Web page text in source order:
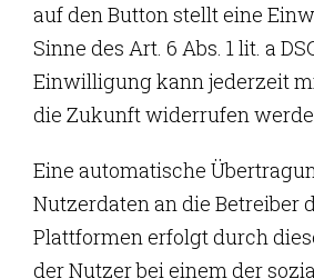
auf den Button stellt eine
Sinne des Art. 6 Abs. 1 lit. a
Einwilligung kann jederzeit
die Zukunft widerrufen
Eine automatische
Nutzerdaten an die Betreiber
Plattformen erfolgt durch
der Nutzer bei einem der